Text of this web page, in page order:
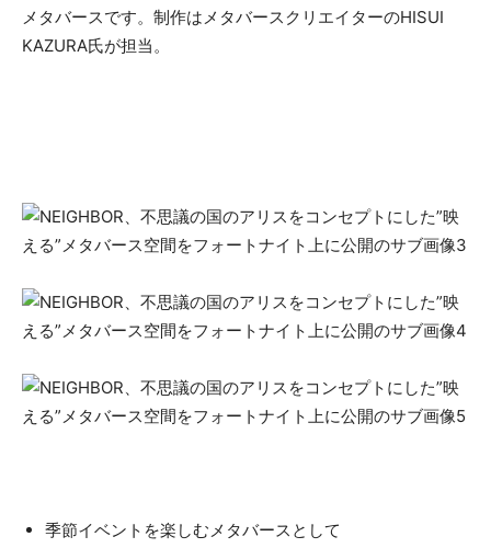
メタバースです。制作はメタバースクリエイターのHISUI
KAZURA氏が担当。
季節イベントを楽しむメタバースとして